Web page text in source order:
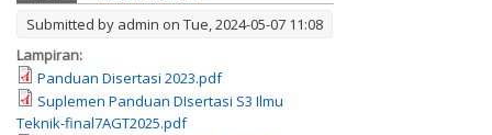
Submitted by admin on Tue, 2024-05-07 11:08
Lampiran:
Panduan Disertasi 2023.pdf
Suplemen Panduan DIsertasi S3 Ilmu
Teknik-final7AGT2025.pdf